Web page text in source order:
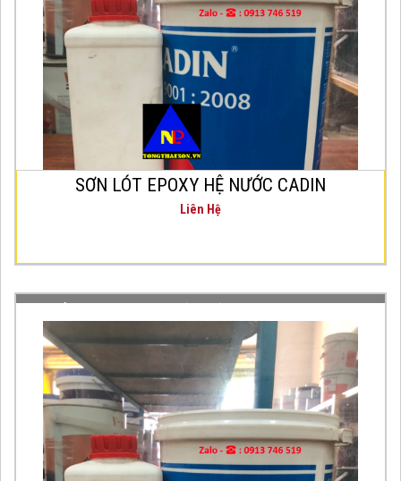
SƠN LÓT EPOXY HỆ NƯỚC CADIN
Liên Hệ
Sơn Epoxy Lót hệ nước CADIN là loại
sơn Epoxy gốc nước 2 thành phần. Được
sử dụng như là lớp sơn lót trên nền bê
tông để tăng độ bám dính cho lớp sơn
hoàn thiệnbảo vệ bề mặt các kết cấu bê
tông.